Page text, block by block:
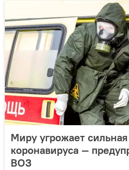
Миру угрожает
коронавируса —
ВОЗ